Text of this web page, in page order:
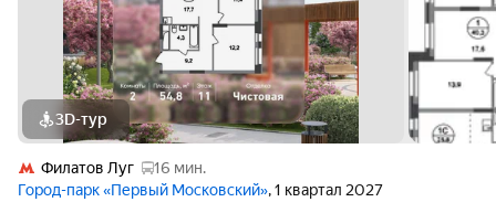
3D-тур
Филатов Луг
16 мин.
Город-парк «Первый Московский», 1 квартал 2027